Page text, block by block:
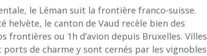
le Léman suit la frontière franco-suisse.
helvète, le canton de Vaud recèle bien des
frontières ou 1h d’avion depuis Bruxelles. Villes
de charme y sont cernés par les vignobles